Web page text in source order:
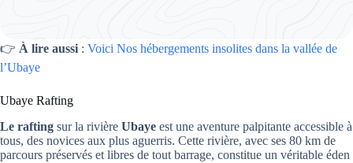
👉 À lire aussi : Voici Nos hébergements insolites dans la vallée de
l’Ubaye
Ubaye Rafting
Le rafting sur la rivière Ubaye est une aventure palpitante accessible à
tous, des novices aux plus aguerris. Cette rivière, avec ses 80 km de
parcours préservés et libres de tout barrage, constitue un véritable éden